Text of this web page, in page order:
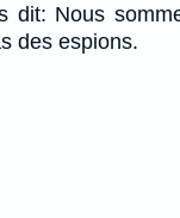
dit: Nous
des espions.